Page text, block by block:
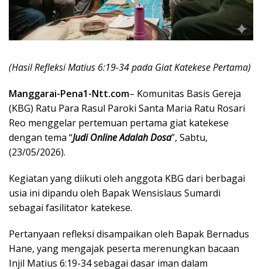
(Hasil Refleksi Matius 6:19-34 pada Giat Katekese Pertama)
Manggarai-Pena1-Ntt.com– Komunitas Basis Gereja
(KBG) Ratu Para Rasul Paroki Santa Maria Ratu Rosari
Reo menggelar pertemuan pertama giat katekese
dengan tema “Judi Online Adalah Dosa”, Sabtu,
(23/05/2026).
Kegiatan yang diikuti oleh anggota KBG dari berbagai
usia ini dipandu oleh Bapak Wensislaus Sumardi
sebagai fasilitator katekese.
Pertanyaan refleksi disampaikan oleh Bapak Bernadus
Hane, yang mengajak peserta merenungkan bacaan
Injil Matius 6:19-34 sebagai dasar iman dalam